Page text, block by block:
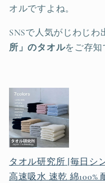
オルですよね。
SNSで人気がじわじわ
所」のタオルをご存知
タオル研究所 [毎日シ
高速吸水 速乾 綿100%